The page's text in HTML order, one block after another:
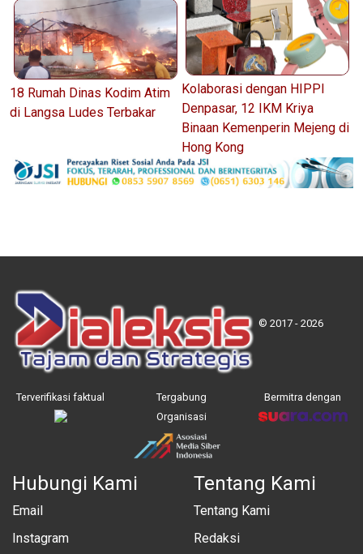
18 Rumah Dinas Kodim Atim
di Langsa Ludes Terbakar
Kolaborasi dengan HIPPI
Denpasar, 12 IKM Kriya
Binaan Kemenperin Mejeng di
Hong Kong
© 2017 - 2026
Terverifikasi faktual
Tergabung
Organisasi
Bermitra dengan
Hubungi Kami
Email
Instagram
Tentang Kami
Tentang Kami
Redaksi